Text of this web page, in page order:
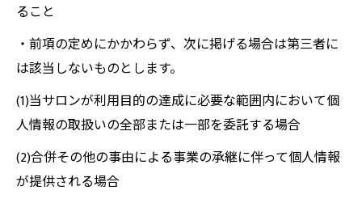
ること
・前項の定めにかかわらず、次に掲げる場合は第三者に
は該当しないものとします。
(1)当サロンが利用目的の達成に必要な範囲内において個
人情報の取扱いの全部または一部を委託する場合
(2)合併その他の事由による事業の承継に伴って個人情報
が提供される場合